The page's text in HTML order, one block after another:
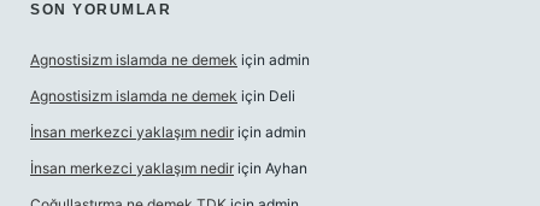
SON YORUMLAR
Agnostisizm islamda ne demek için admin
Agnostisizm islamda ne demek için Deli
İnsan merkezci yaklaşım nedir için admin
İnsan merkezci yaklaşım nedir için Ayhan